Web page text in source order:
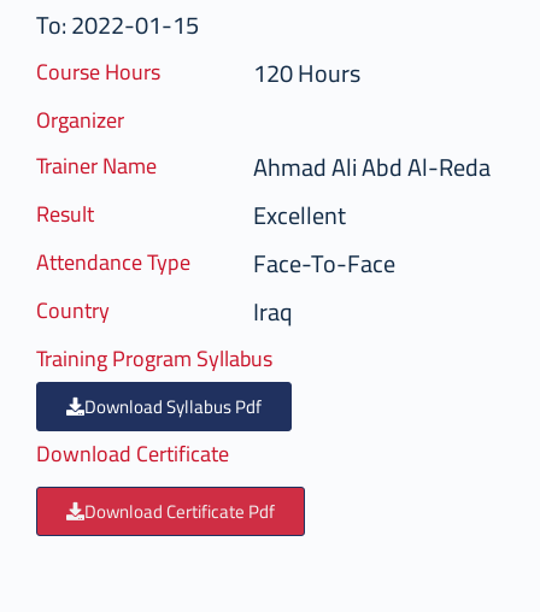
To: 2022-01-15
Course Hours 120 Hours
Organizer
Trainer Name
Ahmad Ali Abd Al-Reda
Result Excellent
Attendance Type Face-To-Face
Country Iraq
Training Program Syllabus
Download Syllabus Pdf
Download Certificate
Download Certificate Pdf